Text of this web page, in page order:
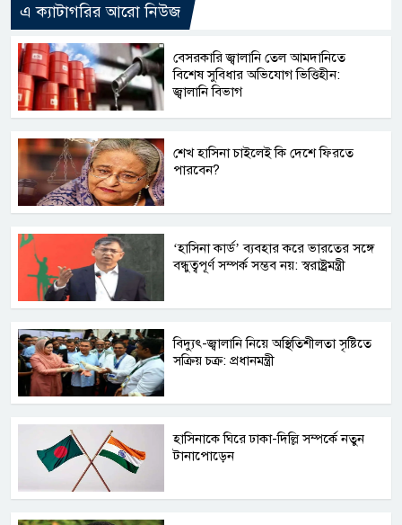
এ ক্যাটাগরির আরো নিউজ
বেসরকারি জ্বালানি তেল আমদানিতে
বিশেষ সুবিধার অভিযোগ ভিত্তিহীন:
জ্বালানি বিভাগ
শেখ হাসিনা চাইলেই কি দেশে ফিরতে
পারবেন?
‘হাসিনা কার্ড’ ব্যবহার করে ভারতের সঙ্গে
বন্ধুত্বপূর্ণ সম্পর্ক সম্ভব নয়: স্বরাষ্ট্রমন্ত্রী
বিদ্যুৎ-জ্বালানি নিয়ে অস্থিতিশীলতা সৃষ্টিতে
সক্রিয় চক্র: প্রধানমন্ত্রী
হাসিনাকে ঘিরে ঢাকা-দিল্লি সম্পর্কে নতুন
টানাপোড়েন